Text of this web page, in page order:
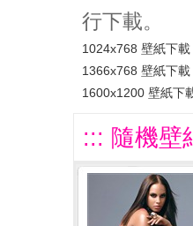
行下載。
1024x768 壁紙下載
1366x768 壁紙下載
1600x1200 壁紙下
::: 隨機壁